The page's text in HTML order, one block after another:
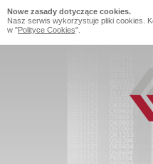
Nowe zasady dotyczące cookies.
Nasz serwis wykorzystuje pliki cookies.
w "Polityce Cookies".